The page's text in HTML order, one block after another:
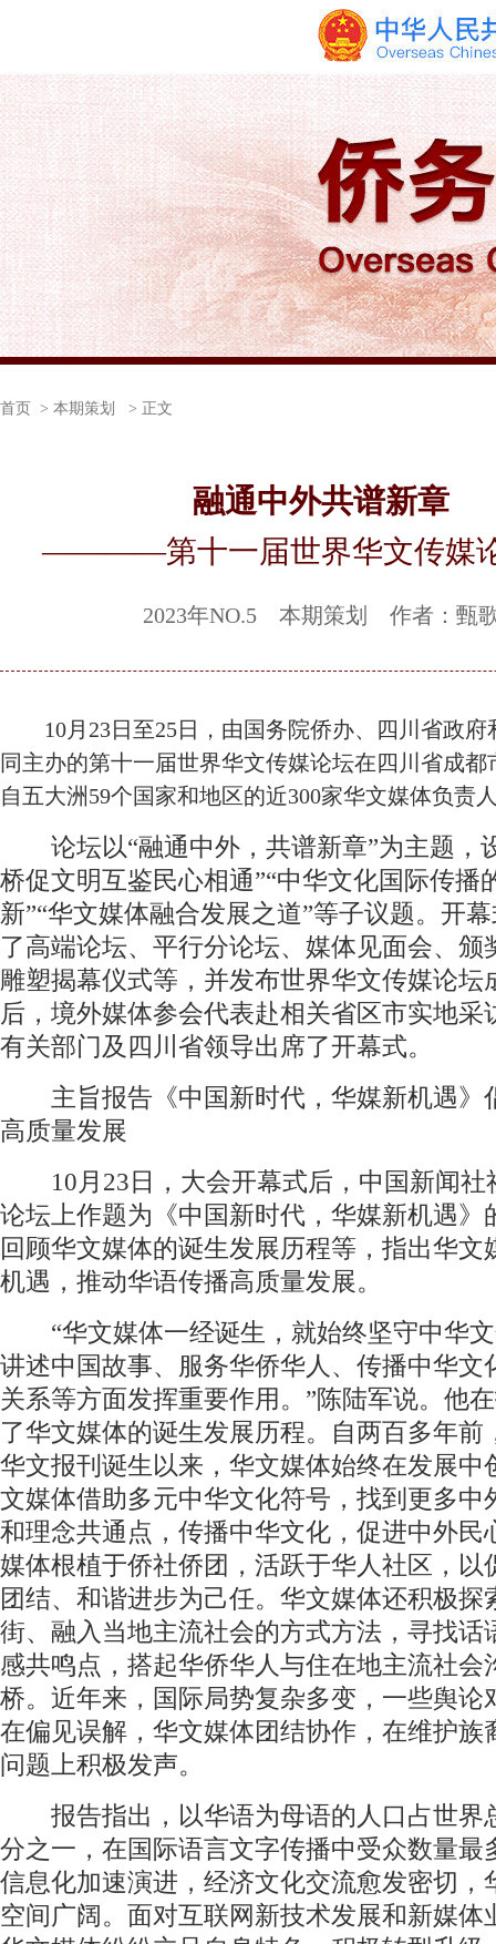
首页 > 本期策划 > 正文
融通中外共谱新章
————第十一届世界华文传媒
2023年NO.5 本期策划 作者：甄
10月23日至25日，由国务院侨办、四川省政府
同主办的第十一届世界华文传媒论坛在四川省成都
自五大洲59个国家和地区的近300家华文媒体负责
论坛以“融通中外，共谱新章”为主题，
桥促文明互鉴民心相通”“中华文化国际传播
新”“华文媒体融合发展之道”等子议题。开
了高端论坛、平行分论坛、媒体见面会、颁
雕塑揭幕仪式等，并发布世界华文传媒论坛
后，境外媒体参会代表赴相关省区市实地采
有关部门及四川省领导出席了开幕式。
主旨报告《中国新时代，华媒新机遇》
高质量发展
10月23日，大会开幕式后，中国新闻社
论坛上作题为《中国新时代，华媒新机遇》
回顾华文媒体的诞生发展历程等，指出华文
机遇，推动华语传播高质量发展。
“华文媒体一经诞生，就始终坚守中华文
讲述中国故事、服务华侨华人、传播中华文
关系等方面发挥重要作用。”陈陆军说。他
了华文媒体的诞生发展历程。自两百多年前
华文报刊诞生以来，华文媒体始终在发展中
文媒体借助多元中华文化符号，找到更多中
和理念共通点，传播中华文化，促进中外民
媒体根植于侨社侨团，活跃于华人社区，以
团结、和谐进步为己任。华文媒体还积极探
街、融入当地主流社会的方式方法，寻找话
感共鸣点，搭起华侨华人与住在地主流社会
桥。近年来，国际局势复杂多变，一些舆论
在偏见误解，华文媒体团结协作，在维护族
问题上积极发声。
报告指出，以华语为母语的人口占世界
分之一，在国际语言文字传播中受众数量最
信息化加速演进，经济文化交流愈发密切，
空间广阔。面对互联网新技术发展和新媒体